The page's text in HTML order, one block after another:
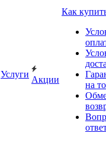
Услуги
Акции
Как
на